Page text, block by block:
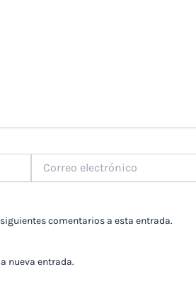
electrónico
comentarios a esta entrada.
nueva entrada.